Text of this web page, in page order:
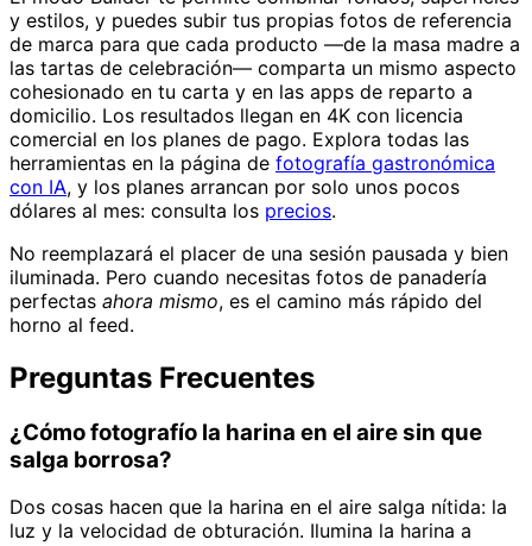
y estilos, y puedes subir tus propias fotos de referencia
de marca para que cada producto —de la masa madre a
las tartas de celebración— comparta un mismo aspecto
cohesionado en tu carta y en las apps de reparto a
domicilio. Los resultados llegan en 4K con licencia
comercial en los planes de pago. Explora todas las
herramientas en la página de fotografía gastronómica
con IA, y los planes arrancan por solo unos pocos
dólares al mes: consulta los precios.
No reemplazará el placer de una sesión pausada y bien
iluminada. Pero cuando necesitas fotos de panadería
perfectas ahora mismo, es el camino más rápido del
horno al feed.
Preguntas Frecuentes
¿Cómo fotografío la harina en el aire sin que
salga borrosa?
Dos cosas hacen que la harina en el aire salga nítida: la
luz y la velocidad de obturación. Ilumina la harina a